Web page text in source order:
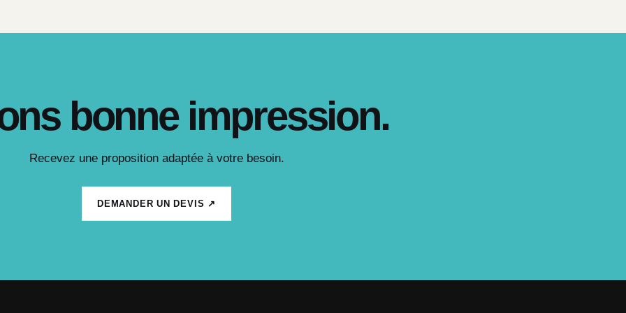
bonne impression.
Recevez une proposition adaptée à votre besoin.
DEMANDER UN DEVIS ↗